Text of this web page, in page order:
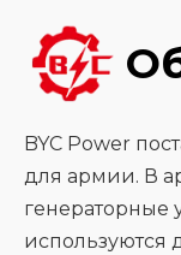
BYC Power
для армии. В
генераторные
используются